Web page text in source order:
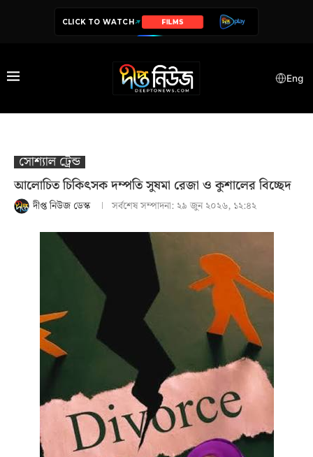
CLICK TO WATCH SERIES
Eng
সোশ‍্যাল ট্রেন্ড
আলোচিত চিকিৎসক দম্পতি সুষমা রেজা ও কুশালের বিচ্ছেদ
দীপ্ত নিউজ ডেস্ক সর্বশেষ সম্পাদনা: ২৯ জুন ২০২৬, ১২:৪২